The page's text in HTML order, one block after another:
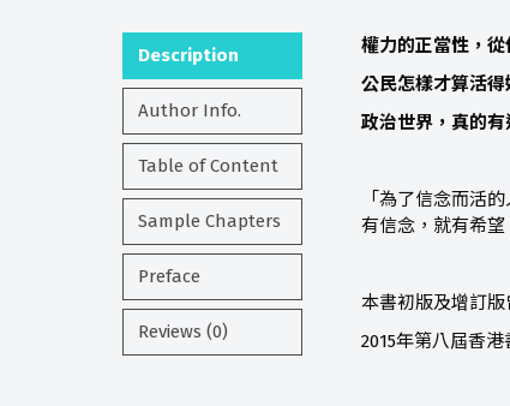
Description
Author Info.
Table of Content
Sample Chapters
Preface
Reviews (0)
權力的正當性，從
公民怎樣才算活
政治世界，真的有
「為了信念而活
有信念，就有希望
本書初版及增訂版
2015年第八屆香